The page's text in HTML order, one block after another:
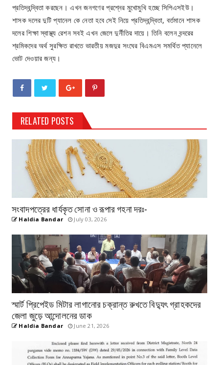
প্রতিদ্বন্দ্বিতা করছেন। এখন জনগণের প্রশ্নের মুখোমুখি হচ্ছে সিপিএসইউ।
শাসক দলের দুটি প্যানেল কে নেতা হবে সেই নিয়ে প্রতিদ্বন্দ্বিতা, বর্তমানে শাসক
দলের শিক্ষা স্বাস্থ্য রেশন সবই এখন জেলে দুর্নীতির দায়ে। তিনি বলেন বন্দরের
শ্রমিকদের অর্থ সুরক্ষিত রাখতে ভারতীয় মজদুর সংঘের বিএমএস সমর্থিত প্যানেলে
ভোট দেওয়ার জন্য।
RELATED POSTS
সংবাদপত্রের ধার্যকৃত সোনা ও রূপার গহনা দরঃ-
Haldia Bandar July 03, 2026
স্মার্ট প্রিপেইড মিটার লাগানোর চক্রান্ত রুখতে বিদ্যুৎ গ্রাহকদের
জেলা জুড়ে আন্দোলনের ডাক
Haldia Bandar June 21, 2026